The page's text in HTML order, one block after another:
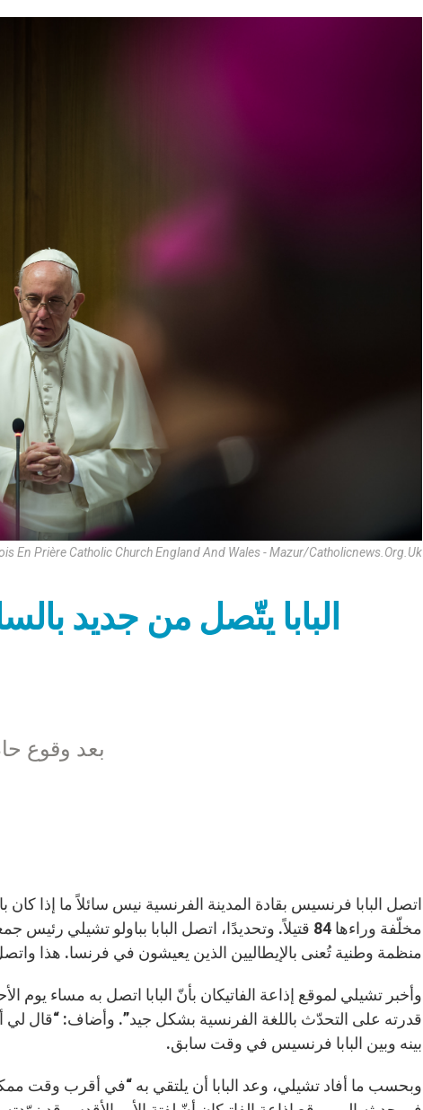
En Prière Catholic Church England And Wales - Mazur/catholicnews.org.uk
البابا يتّصل من جديد
بعد وقوع
اتصل البابا فرنسيس بقادة المدينة الفرنسية نيس سائلاً ما إذا
منظمة وطنية تُعنى بالإيطاليين الذين يعيشون في فرنسا. هذا
وأخبر تشيلي لموقع إذاعة الفاتيكان بأنّ البابا اتصل به مساء يوم
قدرته على التحدّث باللغة الفرنسية بشكل جيد”. وأضاف: “قال لي
بينه وبين البابا فرنسيس في وقت سابق.
وبحسب ما أفاد تشيلي، وعد البابا أن يلتقي به “في أقرب وقت